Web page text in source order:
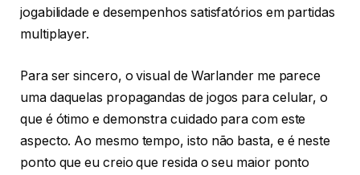
jogabilidade e desempenhos satisfatórios em partidas
multiplayer.
Para ser sincero, o visual de Warlander me parece
uma daquelas propagandas de jogos para celular, o
que é ótimo e demonstra cuidado para com este
aspecto. Ao mesmo tempo, isto não basta, e é neste
ponto que eu creio que resida o seu maior ponto